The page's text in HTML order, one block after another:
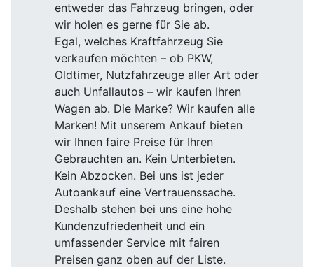
entweder das Fahrzeug bringen, oder
wir holen es gerne für Sie ab.
Egal, welches Kraftfahrzeug Sie
verkaufen möchten – ob PKW,
Oldtimer, Nutzfahrzeuge aller Art oder
auch Unfallautos – wir kaufen Ihren
Wagen ab. Die Marke? Wir kaufen alle
Marken! Mit unserem Ankauf bieten
wir Ihnen faire Preise für Ihren
Gebrauchten an. Kein Unterbieten.
Kein Abzocken. Bei uns ist jeder
Autoankauf eine Vertrauenssache.
Deshalb stehen bei uns eine hohe
Kundenzufriedenheit und ein
umfassender Service mit fairen
Preisen ganz oben auf der Liste.